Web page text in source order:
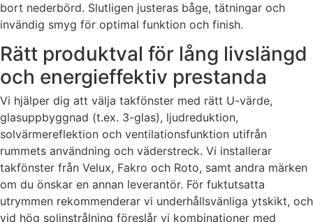
bort nederbörd. Slutligen justeras båge, tätningar och
invändig smyg för optimal funktion och finish.
Rätt produktval för lång livslängd
och energieffektiv prestanda
Vi hjälper dig att välja takfönster med rätt U-värde,
glasuppbyggnad (t.ex. 3-glas), ljudreduktion,
solvärmereflektion och ventilationsfunktion utifrån
rummets användning och väderstreck. Vi installerar
takfönster från Velux, Fakro och Roto, samt andra märken
om du önskar en annan leverantör. För fuktutsatta
utrymmen rekommenderar vi underhållsvänliga ytskikt, och
vid hög solinstrålning föreslår vi kombinationer med